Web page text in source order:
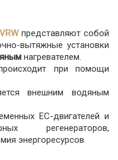
представляют собой
вытяжные установки
нагревателем.
при помощи
внешним водяным
EC-двигателей и
регенераторов,
энергоресурсов.